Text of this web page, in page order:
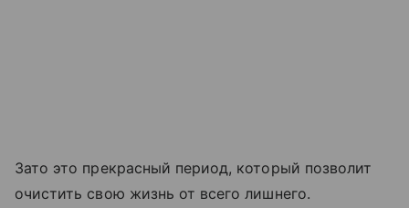
Зато это прекрасный период, который позволит
очистить свою жизнь от всего лишнего.